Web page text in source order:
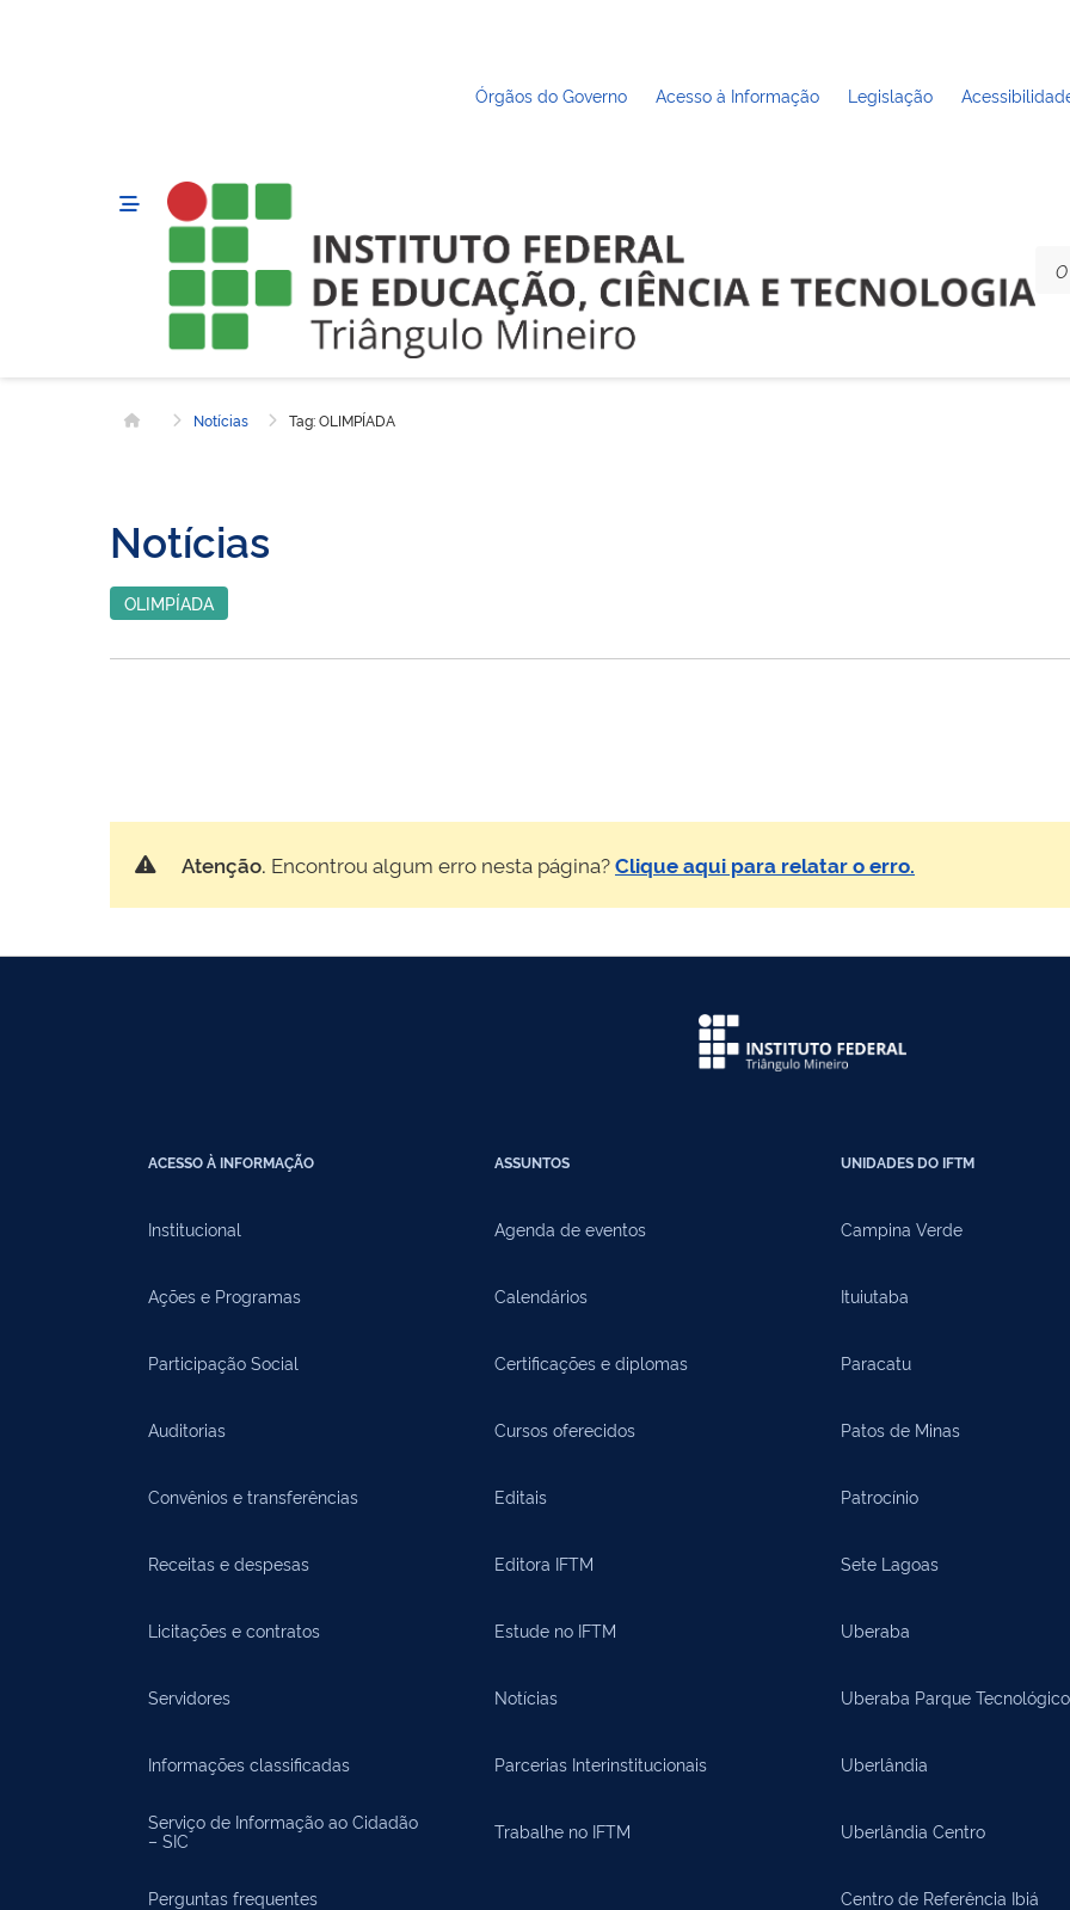
Órgãos do Governo Acesso à Informação Legislação
Página inicial
Notícias Tag: OLIMPÍADA
Notícias
OLIMPÍADA
Atenção. Encontrou algum erro nesta página?Clique aqui para relatar o erro.
ACESSO À INFORMAÇÃO
Institucional
Ações e Programas
Participação Social
Auditorias
Convênios e transferências
Receitas e despesas
Licitações e contratos
Servidores
Informações classificadas
Serviço de Informação ao Cidadão
– SIC
Perguntas frequentes
ASSUNTOS
Agenda de eventos
Calendários
Certificações e diplomas
Cursos oferecidos
Editais
Editora IFTM
Estude no IFTM
Notícias
Parcerias Interinstitucionais
Trabalhe no IFTM
UNIDADES DO IFTM
Campina Verde
Ituiutaba
Paracatu
Patos de Minas
Patrocínio
Sete Lagoas
Uberaba
Uberaba Parque Tecnológico
Uberlândia
Uberlândia Centro
Centro de Referência Ibiá